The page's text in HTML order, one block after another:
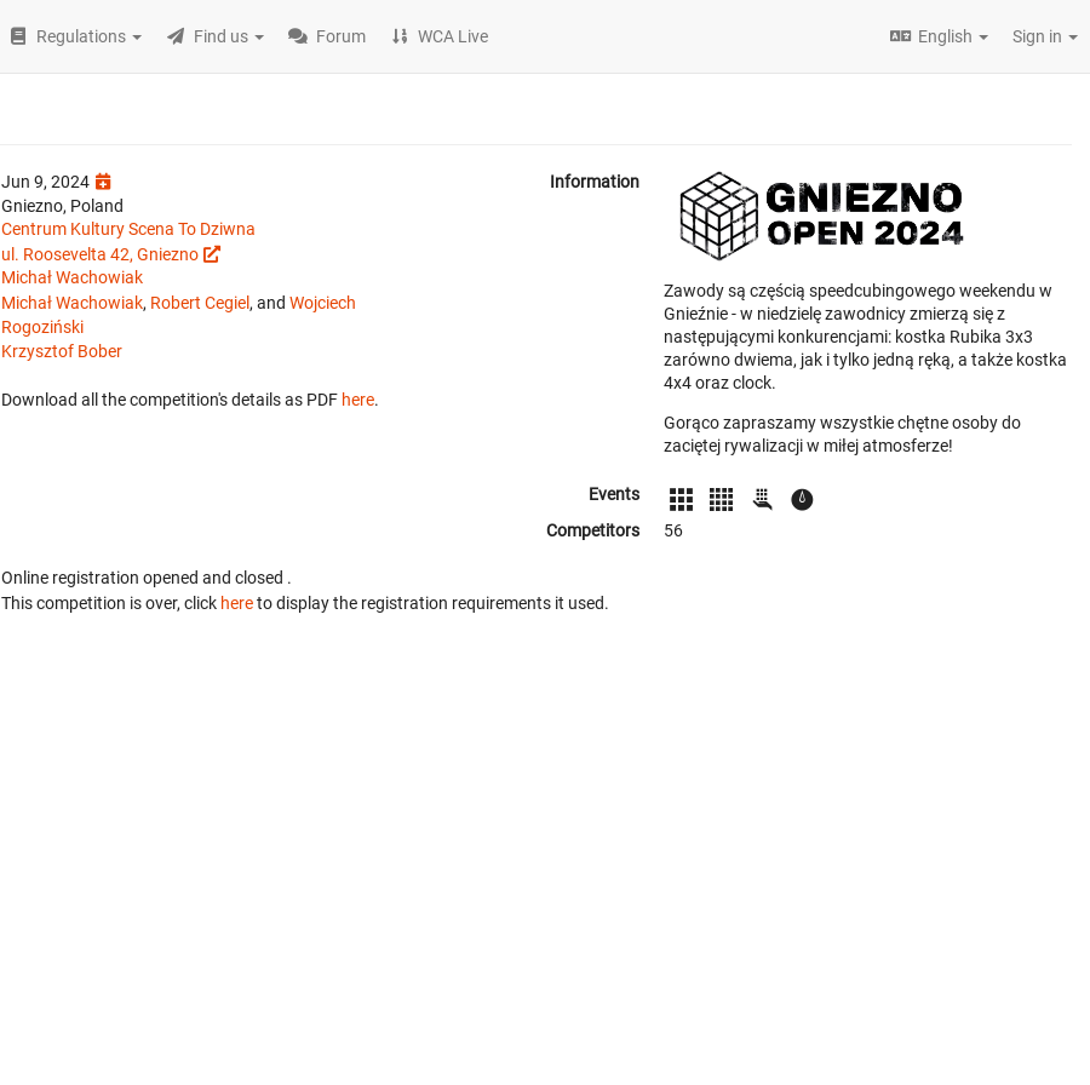
Regulations Find us Forum WCA Live English Sign in
Jun 9, 2024
Gniezno, Poland
Centrum Kultury Scena To Dziwna
ul. Roosevelta 42, Gniezno
Michał Wachowiak
Michał Wachowiak, Robert Cegiel , and Wojciech
Rogoziński
Krzysztof Bober
Download all the competition's details as PDF here.
Information
Zawody są częścią speedcubingowego weekendu w
Gnieźnie - w niedzielę zawodnicy zmierzą się z
następującymi konkurencjami: kostka Rubika 3x3
zarówno dwiema, jak i tylko jedną ręką, a także kostka
4x4 oraz clock.
Gorąco zapraszamy wszystkie chętne osoby do
zaciętej rywalizacji w miłej atmosferze!
Events
Competitors
56
Online registration opened and closed .
This competition is over, click hereto display the registration requirements it used.